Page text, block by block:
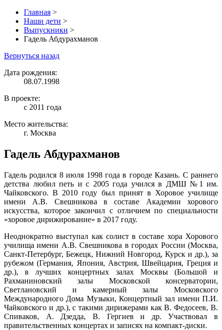
Главная >
Наши дети >
Выпускники >
Гадель Абдурахманов
Вернуться назад
Дата рождения:
08.07.1998
В проекте:
с 2011 года
Место жительства:
г. Москва
Гадель Абдурахманов
Гадель родился 8 июля 1998 года в городе Казань. С раннего
детства любил петь и с 2005 года учился в ДМШ №1 им.
Чайковского. В 2010 году был принят в Хоровое училище
имени А.В. Свешникова в составе Академии хорового
искусства, которое закончил с отличием по специальности
«хоровое дирижирование» в 2017 году.
Неоднократно выступал как солист в составе хора Хорового
училища имени А.В. Свешникова в городах России (Москва,
Санкт-Петербург, Бежецк, Нижний Новгород, Курск и др.), за
рубежом (Германия, Япония, Австрия, Швейцария, Греция и
др.), в лучших концертных залах Москвы (Большой и
Рахманиновский залы Московской консерватории,
Светлановский и камерный залы Московского
Международного Дома Музыки, Концертный зал имени П.И.
Чайковского и др.), с такими дирижерами как В. Федосеев, В.
Спиваков, А. Дзедда, В. Гергиев и др. Участвовал в
правительственных концертах и записях на компакт-диски.